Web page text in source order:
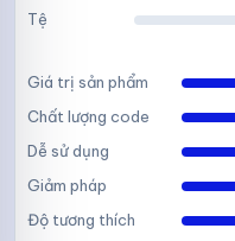
Tệ
Giá trị sản phẩm
Chất lượng code
Dễ sử dụng
Giảm pháp
Độ tương thích